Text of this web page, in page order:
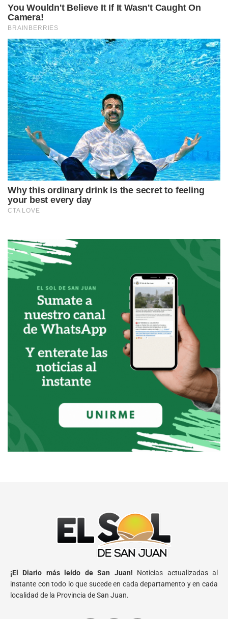
¡El Diario más leído de San Juan! Noticias actualizadas al
instante con todo lo que sucede en cada departamento y en cada
localidad de la Provincia de San Juan.